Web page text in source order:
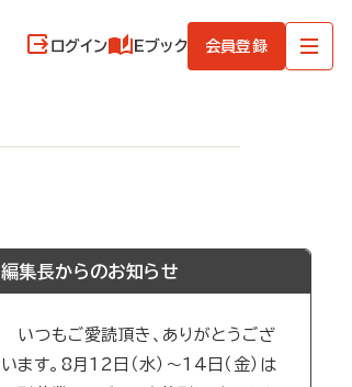
ログイン Eブック 会員登録
編集長からのお知らせ
いつもご愛読頂き、ありがとうござ
います。8月12日（水）～14日（金）は